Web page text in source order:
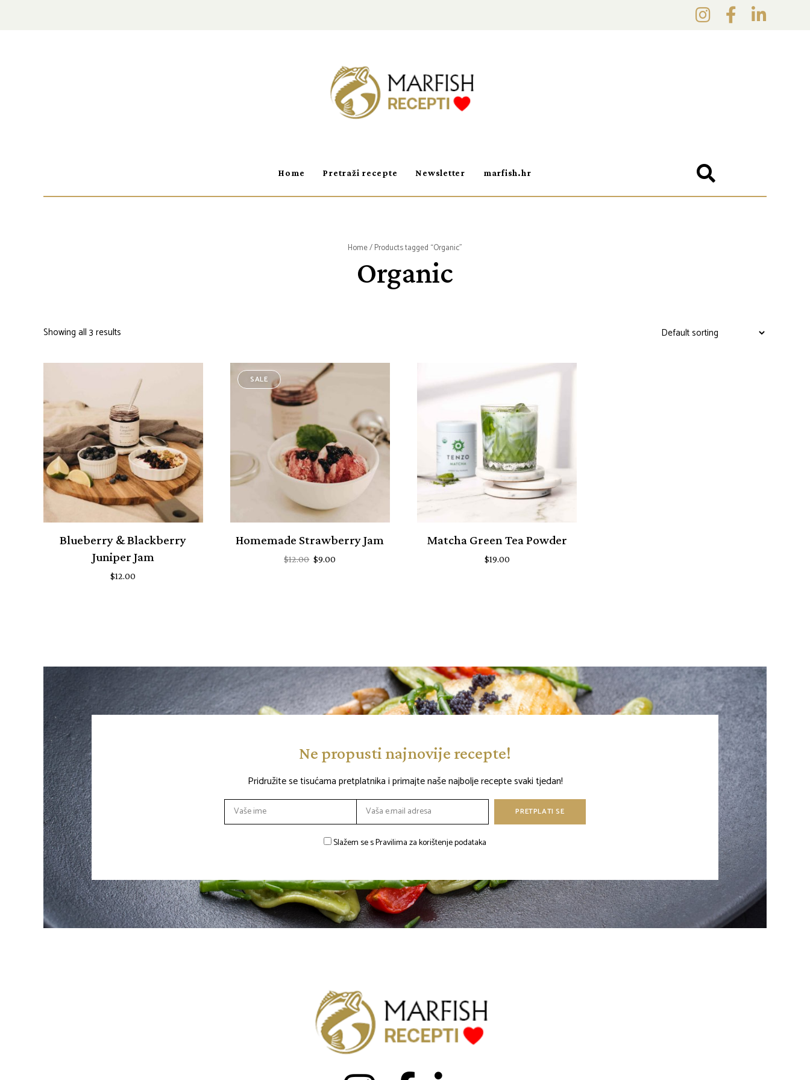
Home Pretraži recepte Newsletter marfish.hr
Home/ Products tagged “Organic”
Organic
Showing all 3 results
Blueberry & Blackberry
Juniper Jam
$12.00
SALE
Homemade Strawberry Jam
$12.00 $9.00
Matcha Green Tea Powder
$19.00
Ne propusti najnovije recepte!
Pridružite se tisućama pretplatnika i primajte naše najbolje recepte svaki tjedan!
Slažem se s Pravilima za korištenje podataka